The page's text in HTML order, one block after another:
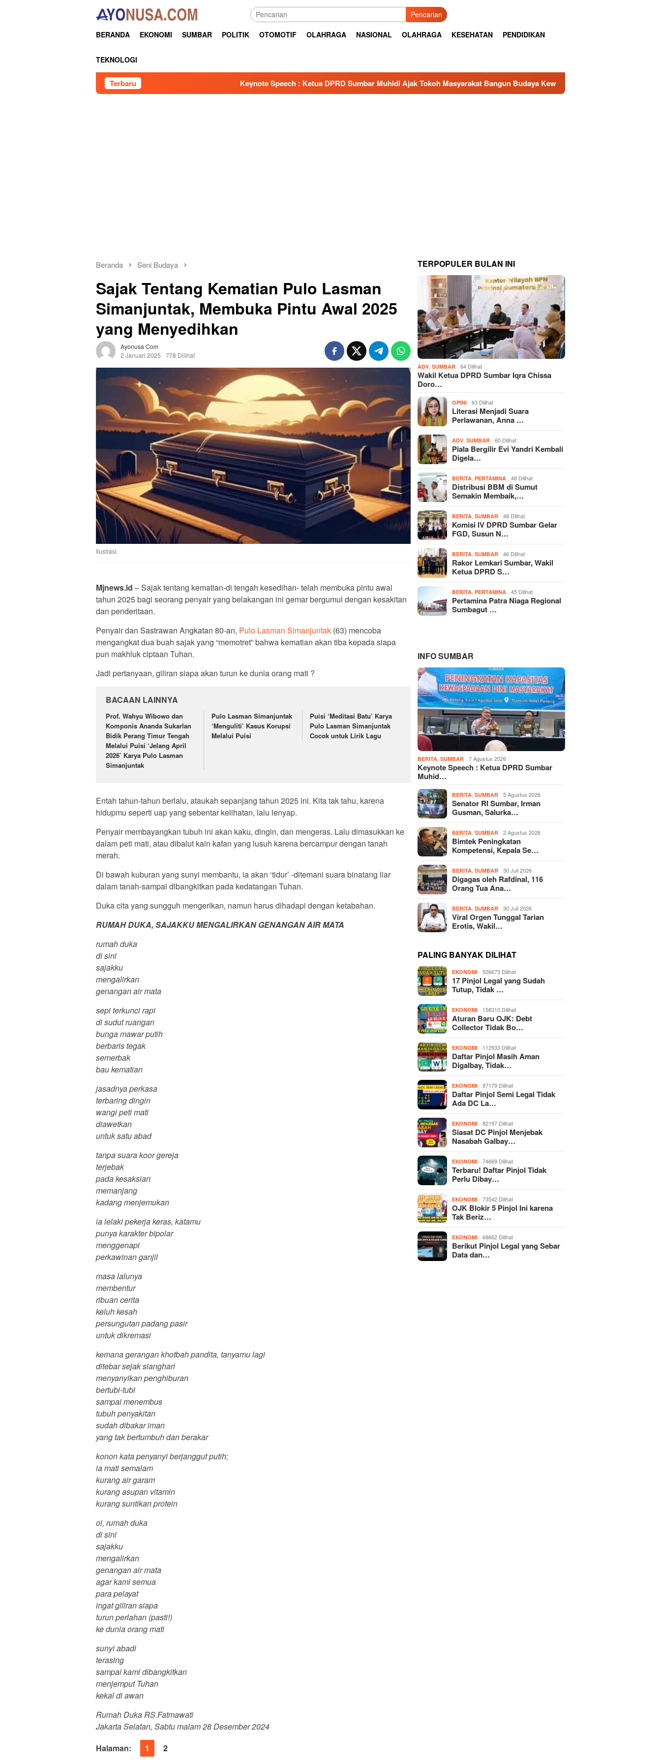
Pencarian
BERANDA EKONOMI SUMBAR POLITIK OTOMOTIF OLAHRAGA NASIONAL OLAHRAGA KESEHATAN PENDIDIKAN
TEKNOLOGI
Terbaru Keynote Speech : Ketua DPRD Sumbar Muhidi Ajak Tokoh Masyarakat Bangun Budaya Kewaspadaan Kantibmas di Lingkungan Masyarakat
Beranda Seni Budaya
Sajak Tentang Kematian Pulo Lasman
Simanjuntak, Membuka Pintu Awal 2025
yang Menyedihkan
Ayonusa Com
2 Januari 2025
778 Dilihat
Ilustrasi.
Mjnews.id – Sajak tentang kematian-di tengah kesedihan- telah membuka pintu awal
tahun 2025 bagi seorang penyair yang belakangan ini gemar bergumul dengan kesakitan
dan penderitaan.
Penyair dan Sastrawan Angkatan 80-an, Pulo Lasman Simanjuntak (63) mencoba
mengangkat dua buah sajak yang “memotret” bahwa kematian akan tiba kepada siapa
pun makhluk ciptaan Tuhan.
Jadi pertanyaan, giliran siapa akan turun ke dunia orang mati ?
BACAAN LAINNYA
Prof. Wahyu Wibowo dan
Komponis Ananda Sukarlan
Bidik Perang Timur Tengah
Melalui Puisi ‘Jelang April
2026’ Karya Pulo Lasman
Simanjuntak
Pulo Lasman Simanjuntak
‘Menguliti’ Kasus Korupsi
Melalui Puisi
Puisi ‘Meditasi Batu’ Karya
Pulo Lasman Simanjuntak
Cocok untuk Lirik Lagu
Entah tahun-tahun berlalu, ataukah sepanjang tahun 2025 ini. Kita tak tahu, karena
hidupmu seperti uap yang sebentar kelihatan, lalu lenyap.
Penyair membayangkan tubuh ini akan kaku, dingin, dan mengeras. Lalu dimasukkan ke
dalam peti mati, atau dibalut kain kafan yang lusuh karena bercampur dengan tanah
merah.
Di bawah kuburan yang sunyi membantu, ia akan ‘tidur’ -ditemani suara binatang liar
dalam tanah-sampai dibangkitkan pada kedatangan Tuhan.
Duka cita yang sungguh mengerikan, namun harus dihadapi dengan ketabahan.
RUMAH DUKA, SAJAKKU MENGALIRKAN GENANGAN AIR MATA
rumah duka
di sini
sajakku
mengalirkan
genangan air mata
sepi terkunci rapi
di sudut ruangan
bunga mawar putih
berbaris tegak
semerbak
bau kematian
jasadnya perkasa
terbaring dingin
wangi peti mati
diawetkan
untuk satu abad
tanpa suara koor gereja
terjebak
pada kesaksian
memanjang
kadang menjemukan
ia lelaki pekerja keras, katamu
punya karakter bipolar
menggenapi
perkawinan ganjil
masa lalunya
membentur
ribuan cerita
keluh kesah
persungutan padang pasir
untuk dikremasi
kemana gerangan khotbah pandita, tanyamu lagi
ditebar sejak sianghari
menyanyikan penghiburan
bertubi-tubi
sampai menembus
tubuh penyakitan
sudah dibakar iman
yang tak bertumbuh dan berakar
konon kata penyanyi berjanggut putih;
ia mati semalam
kurang air garam
kurang asupan vitamin
kurang suntikan protein
oi, rumah duka
di sini
sajakku
mengalirkan
genangan air mata
agar kami semua
para pelayat
ingat giliran siapa
turun perlahan (pasti!)
ke dunia orang mati
sunyi abadi
terasing
sampai kami dibangkitkan
menjemput Tuhan
kekal di awan
Rumah Duka RS.Fatmawati
Jakarta Selatan, Sabtu malam 28 Desember 2024
Halaman:
1 2
TERPOPULER BULAN INI
ADV ,SUMBAR 64 Dilihat
Wakil Ketua DPRD Sumbar Iqra Chissa
Doro…
OPINI 63 Dilihat
Literasi Menjadi Suara
Perlawanan, Anna …
ADV ,SUMBAR 60 Dilihat
Piala Bergilir Evi Yandri Kembali
Digela…
BERITA ,PERTAMINA 48 Dilihat
Distribusi BBM di Sumut
Semakin Membaik,…
BERITA ,SUMBAR 48 Dilihat
Komisi IV DPRD Sumbar Gelar
FGD, Susun N…
BERITA ,SUMBAR 46 Dilihat
Rakor Lemkari Sumbar, Wakil
Ketua DPRD S…
BERITA ,PERTAMINA 45 Dilihat
Pertamina Patra Niaga Regional
Sumbagut …
INFO SUMBAR
BERITA ,SUMBAR 7 Agustus 2026
Keynote Speech : Ketua DPRD Sumbar
Muhid…
BERITA ,SUMBAR 5 Agustus 2026
Senator RI Sumbar, Irman
Gusman, Salurka…
BERITA ,SUMBAR 2 Agustus 2026
Bimtek Peningkatan
Kompetensi, Kepala Se…
BERITA ,SUMBAR 30 Juli 2026
Digagas oleh Rafdinal, 116
Orang Tua Ana…
BERITA ,SUMBAR 30 Juli 2026
Viral Orgen Tunggal Tarian
Erotis, Wakil…
PALING BANYAK DILIHAT
EKONOMI 526673 Dilihat
17 Pinjol Legal yang Sudah
Tutup, Tidak …
EKONOMI 158310 Dilihat
Aturan Baru OJK: Debt
Collector Tidak Bo…
EKONOMI 112933 Dilihat
Daftar Pinjol Masih Aman
Digalbay, Tidak…
EKONOMI 97179 Dilihat
Daftar Pinjol Semi Legal Tidak
Ada DC La…
EKONOMI 82197 Dilihat
Siasat DC Pinjol Menjebak
Nasabah Galbay…
EKONOMI 74669 Dilihat
Terbaru! Daftar Pinjol Tidak
Perlu Dibay…
EKONOMI 73542 Dilihat
OJK Blokir 5 Pinjol Ini karena
Tak Beriz…
EKONOMI 68662 Dilihat
Berikut Pinjol Legal yang Sebar
Data dan…